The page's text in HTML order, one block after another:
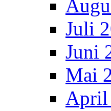
Juli
Juni
Mai
April